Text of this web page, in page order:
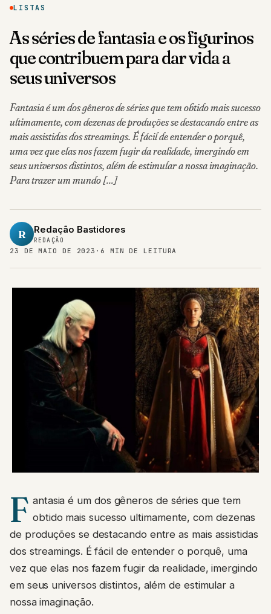
LISTAS
As séries de fantasia e os figurinos
que contribuem para dar vida a
seus universos
Fantasia é um dos gêneros de séries que tem obtido mais sucesso
ultimamente, com dezenas de produções se destacando entre as
mais assistidas dos streamings. É fácil de entender o porquê,
uma vez que elas nos fazem fugir da realidade, imergindo em
seus universos distintos, além de estimular a nossa imaginação.
Para trazer um mundo […]
R Redação Bastidores
REDAÇÃO
23 DE MAIO DE 2023 ·6 MIN DE LEITURA
F antasia é um dos gêneros de séries que tem
obtido mais sucesso ultimamente, com dezenas
de produções se destacando entre as mais assistidas
dos streamings. É fácil de entender o porquê, uma
vez que elas nos fazem fugir da realidade, imergindo
em seus universos distintos, além de estimular a
nossa imaginação.